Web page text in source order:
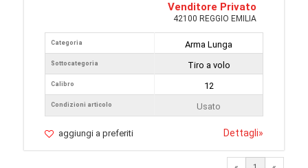
Venditore Privato
42100 REGGIO EMILIA
Categoria
Sottocategoria
Calibro
Condizioni articolo
Arma Lunga
Tiro a volo
12
Usato
aggiungi a preferiti Dettagli»